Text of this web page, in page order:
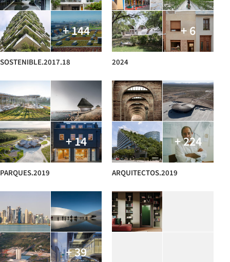
+ 144
SOSTENIBLE.2017.18
+ 6
2024
+ 14
PARQUES.2019
+ 224
ARQUITECTOS.2019
+ 39